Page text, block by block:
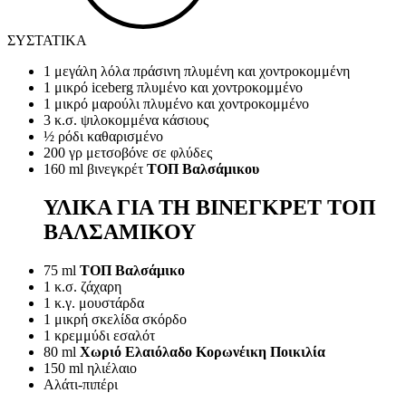
ΣΥΣΤΑΤΙΚΑ
1 μεγάλη λόλα πράσινη πλυμένη και χοντροκομμένη
1 μικρό iceberg πλυμένο και χοντροκομμένο
1 μικρό μαρούλι πλυμένο και χοντροκομμένο
3 κ.σ. ψιλοκομμένα κάσιους
½ ρόδι καθαρισμένο
200 γρ μετσοβόνε σε φλύδες
160 ml βινεγκρέτ ΤΟΠ Βαλσάμικου
ΥΛΙΚΑ ΓΙΑ ΤΗ ΒΙΝΕΓΚΡΕΤ ΤΟΠ
ΒΑΛΣΑΜΙΚΟΥ
75 ml ΤΟΠ Βαλσάμικο
1 κ.σ. ζάχαρη
1 κ.γ. μουστάρδα
1 μικρή σκελίδα σκόρδο
1 κρεμμύδι εσαλότ
80 ml Χωριό Ελαιόλαδο Κορωνέικη Ποικιλία
150 ml ηλιέλαιο
Αλάτι-πιπέρι